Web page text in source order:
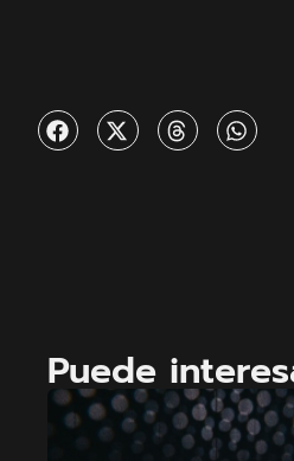
Puede